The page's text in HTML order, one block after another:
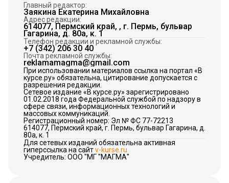
Главный редактор:
Заякина Екатерина Михайловна
Адрес редакции:
614077, Пермский край, , г. Пермь, бульвар
Гагарина, д. 80а, к. 1
Телефон редакции и рекламной службы:
+7 (342) 206 30 40
Почта рекламной службы:
reklamamagma@gmail.com
При использовании материалов ссылка на портал «В
курсе.ру» обязательна, цитирование допускается с
разрешения редакции.
Сетевое издание «В курсе.ру» зарегистрировано
01.02.2018 года Федеральной службой по надзору в
сфере связи, информационных технологий и
массовых коммуникаций.
Регистрационный номер: Эл № ФС 77-72213
614077, Пермский край, г. Пермь, бульвар Гагарина, д.
80а, к. 1
Для сетевых изданий обязательна активная
гиперссылка на сайтv-kurse.ru
Учредитель: ООО "МГ "МАГМА"